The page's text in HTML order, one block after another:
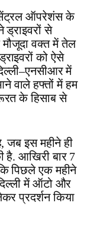
ऑपरेशंस के
ड्राइवरों से
मौजूदा वक्त में तेल
को ऐसे
–एनसीआर में
वाले हफ्तों में हम
के हिसाब से
जब इस महीने ही
है. आखिरी बार 7
पिछले एक महीने
में ऑटो और
प्रदर्शन किया